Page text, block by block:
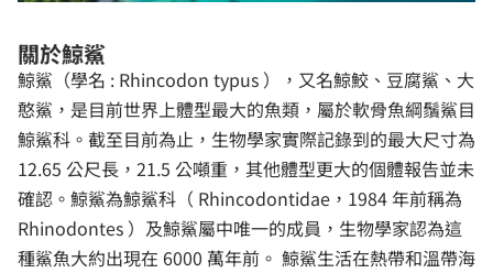
關於鯨鯊
鯨鯊（學名 : Rhincodon typus ），又名鯨鮫、豆腐鯊、大
憨鯊，是目前世界上體型最大的魚類，屬於軟骨魚綱鬚鯊目
鯨鯊科。截至目前為止，生物學家實際記錄到的最大尺寸為
12.65 公尺長，21.5 公噸重，其他體型更大的個體報告並未
確認。鯨鯊為鯨鯊科（ Rhincodontidae，1984 年前稱為
Rhinodontes ）及鯨鯊屬中唯一的成員，生物學家認為這
種鯊魚大約出現在 6000 萬年前。 鯨鯊生活在熱帶和溫帶海